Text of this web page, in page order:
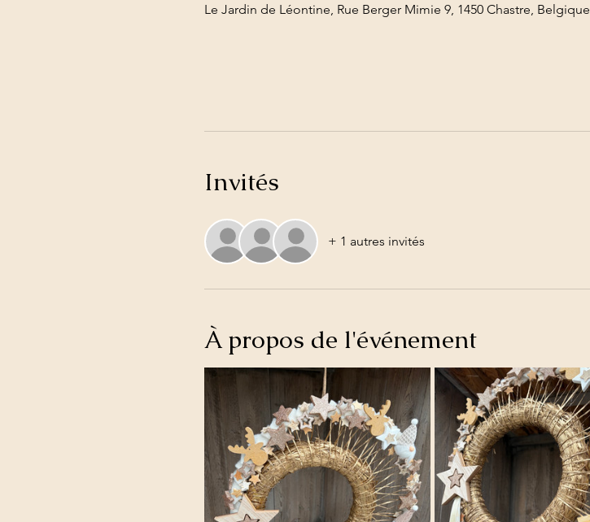
Le Jardin de Léontine, Rue Berger Mimie 9, 1450 Chastre, Belgique
Invités
+ 1 autres invités
À propos de l'événement